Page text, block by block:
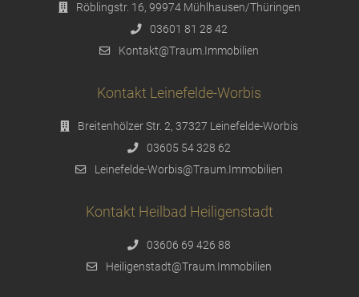
Röblingstr. 16, 99974 Mühlhausen/Thüringen
03601 81 28 42
Kontakt@Traum.Immobilien
Kontakt Leinefelde-Worbis
Breitenhölzer Str. 2, 37327 Leinefelde-Worbis
03605 54 328 62
Leinefelde-Worbis@Traum.Immobilien
Kontakt Heilbad Heiligenstadt
03606 69 426 88
Heiligenstadt@Traum.Immobilien